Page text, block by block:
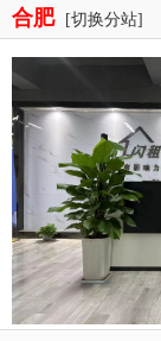
合肥 [切换分站]